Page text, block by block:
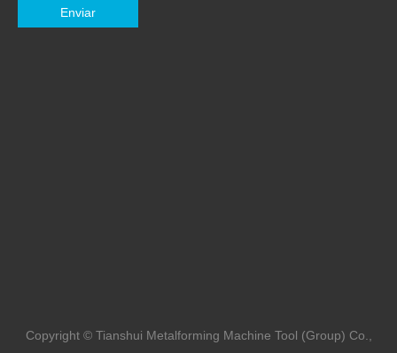
Enviar
Copyright © Tianshui Metalforming Machine Tool (Group) Co.,